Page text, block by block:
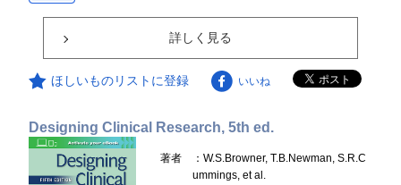
詳しく見る
ほしいものリストに登録 いいね
Designing Clinical Research, 5th ed.
著者
：W.S.Browner, T.B.Newman, S.R.C
ummings, et al.